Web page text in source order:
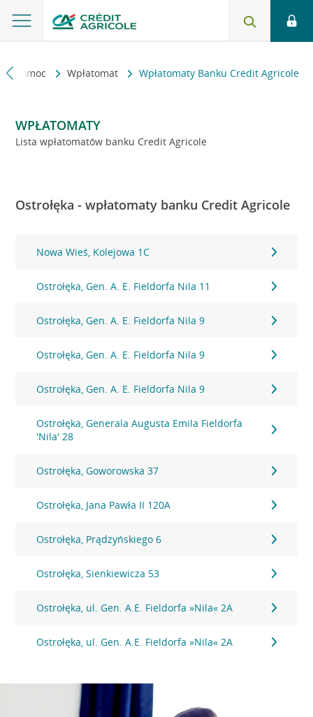
i pomoc Wpłatomat Wpłatomaty Banku Credit Agricole
WPŁATOMATY
Lista wpłatomatów banku Credit Agricole
Ostrołęka - wpłatomaty banku Credit Agricole
Nowa Wieś, Kolejowa 1C
Ostrołęka, Gen. A. E. Fieldorfa Nila 11
Ostrołęka, Gen. A. E. Fieldorfa Nila 9
Ostrołęka, Gen. A. E. Fieldorfa Nila 9
Ostrołęka, Gen. A. E. Fieldorfa Nila 9
Ostrołęka, Generala Augusta Emila Fieldorfa
'Nila' 28
Ostrołęka, Goworowska 37
Ostrołęka, Jana Pawła II 120A
Ostrołęka, Prądzyńskiego 6
Ostrołęka, Sienkiewicza 53
Ostrołęka, ul. Gen. A.E. Fieldorfa »Nila« 2A
Ostrołęka, ul. Gen. A.E. Fieldorfa »Nila« 2A